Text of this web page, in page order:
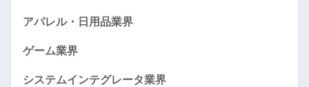
アパレル・日用品業界
ゲーム業界
システムインテグレータ業界